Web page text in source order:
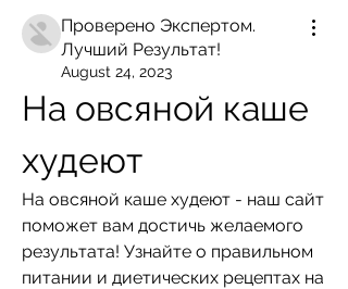
Проверено Экспертом.
Лучший Результат!
August 24, 2023
На овсяной каше
худеют
На овсяной каше худеют - наш сайт
поможет вам достичь желаемого
результата! Узнайте о правильном
питании и диетических рецептах на